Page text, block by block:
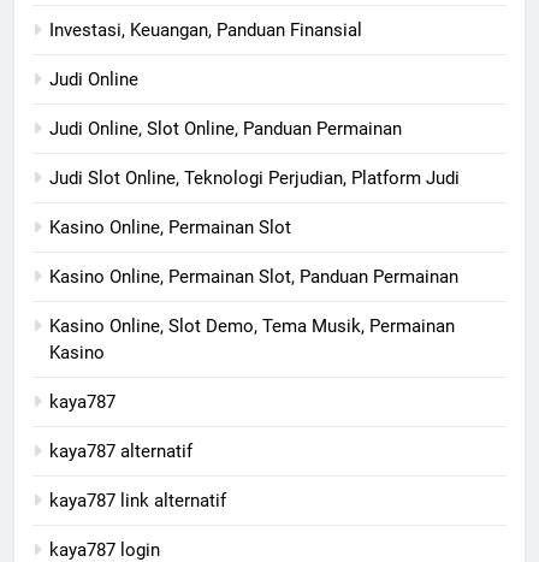
Investasi, Keuangan, Panduan Finansial
Judi Online
Judi Online, Slot Online, Panduan Permainan
Judi Slot Online, Teknologi Perjudian, Platform Judi
Kasino Online, Permainan Slot
Kasino Online, Permainan Slot, Panduan Permainan
Kasino Online, Slot Demo, Tema Musik, Permainan
Kasino
kaya787
kaya787 alternatif
kaya787 link alternatif
kaya787 login